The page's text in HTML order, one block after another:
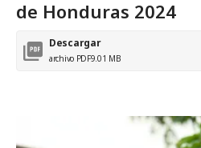
de Honduras 2024
Descargar
archivo PDF9.01 MB